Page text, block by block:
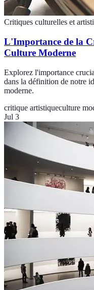
Critiques culturelles et
L'Importance de la
Culture Moderne
Explorez l'importance
dans la définition de notre
moderne.
critique artistiqueculture
Jul 3